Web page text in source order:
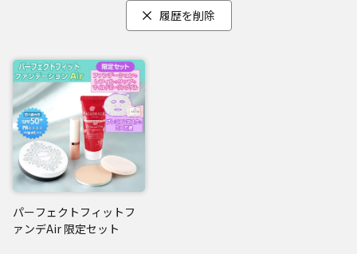
だわりのマスクがピタッとお肌に密着！さらに、今話題のLO
X活性卵殻膜(*7)と加水分解卵殻膜(*8)を配合。角質層のすみ
※タマゴ由来の成分が含まれておりますので、卵アレルギー
の方はご使用をお控えください。
・珠肌石鹸(ミニ)
黒ずみを含む古い角質を優しく洗い流し、やわらかくツヤの
ある明るい透明感のある肌へ。
こだわりの成分を配合。洗うだけではなく、古い角質をケア
香りです。
※タマゴ由来の成分が含まれておりますので、卵アレルギー
履歴を削除
パーフェクトフィットフ
ァンデAir 限定セット